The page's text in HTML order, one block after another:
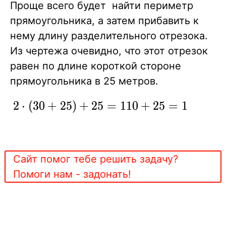
Проще всего будет найти периметр
прямоугольника, а затем прибавить к
нему длину разделительного отрезока.
Из чертежа очевидно, что этот отрезок
равен по длине короткой стороне
прямоугольника в 25 метров.
2\cdot(30+25)+25=110+25=135
2 ⋅ (30 + 25) + 25 = 110 + 25 = 1
Сайт помог тебе решить задачу?
Помоги нам - задонать!